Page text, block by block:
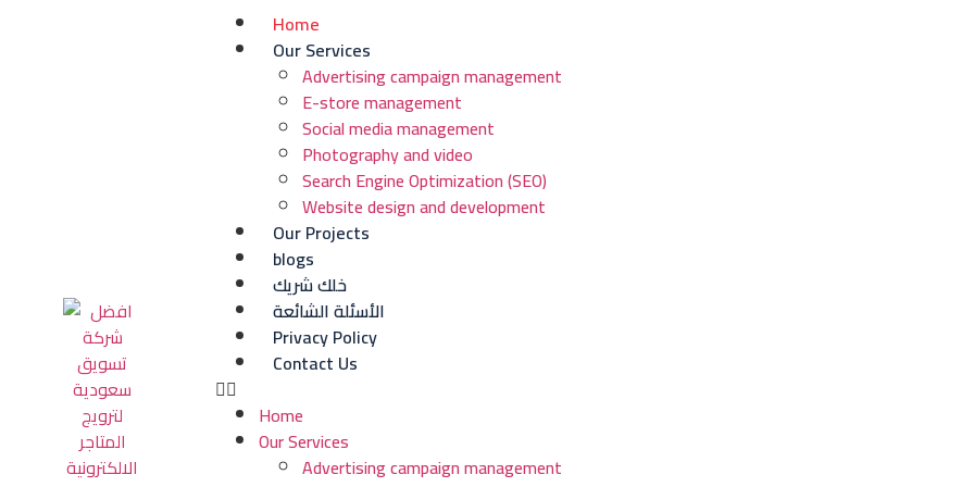
Home
Our Services
Advertising campaign management
E-store management
Social media management
Photography and video
Search Engine Optimization (SEO)
Website design and development
Our Projects
blogs
خلك شريك
الأسئلة الشائعة
Privacy Policy
Contact Us
Home
Our Services
Advertising campaign management